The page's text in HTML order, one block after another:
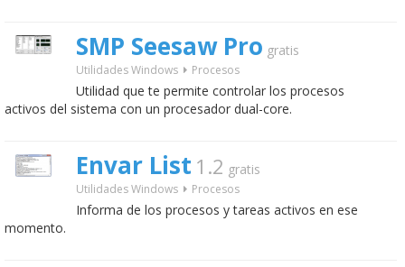
SMP Seesaw Pro gratis
Utilidades Windows Procesos
Utilidad que te permite controlar los procesos
activos del sistema con un procesador dual-core.
Envar List 1.2 gratis
Utilidades Windows Procesos
Informa de los procesos y tareas activos en ese
momento.